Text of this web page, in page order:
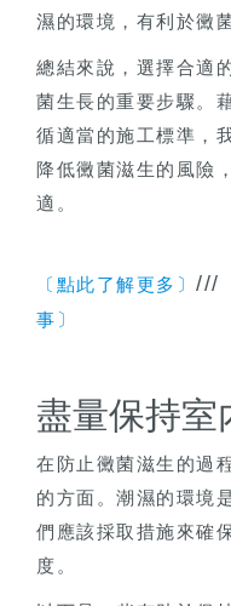
濕的環境，有利於黴
總結來說，選擇合適
菌生長的重要步驟。
循適當的施工標準，
降低黴菌滋生的風險
適。
〔點此了解更多〕 ///
事〕
盡量保持室
在防止黴菌滋生的過
的方面。潮濕的環境
們應該採取措施來確
度。